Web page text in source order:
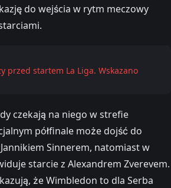
do wejścia w rytm meczowy
przed startem La Liga. Wskazano
czekają na niego w strefie
półfinale może dojść do
Sinnerem, natomiast w
starcie z Alexandrem Zverevem.
że Wimbledon to dla Serba